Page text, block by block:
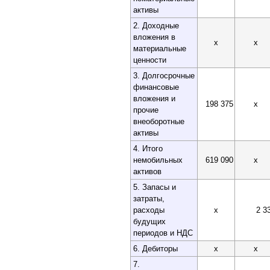
активы
2. Доходные
вложения в
материальные
ценности
x x
3. Долгосрочные
финансовые
вложения и
прочие
внеоборотные
активы
198 375 x
4. Итого
немобильных
активов
619 090 x
5. Запасы и
затраты,
расходы
будущих
периодов и НДС
x 2
6. Дебиторы x
x
7.